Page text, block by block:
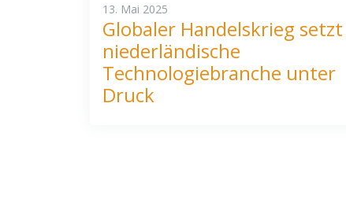
13. Mai 2025
Globaler Handelskrieg setzt
niederländische
Technologiebranche unter
Druck